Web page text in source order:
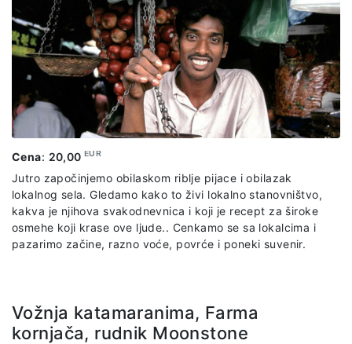
izgubio svoje kraljevstvo i zemlja je vraćena monasima.
Obilazićemo ceo kompleks sa lokalnim vodičem, i peti se do
samog vrha stene. U cenu uključeno: transfer prema
odgovarajućem itineraru, vodiča na engleskom jeziku,
predstavnika agencije, ulaznice za navedene lokalitete.
Cena: 20,00EUR
Jutro započinjemo obilaskom riblje pijace i obilazak
lokalnog sela. Gledamo kako to živi lokalno stanovništvo,
kakva je njihova svakodnevnica i koji je recept za široke
osmehe koji krase ove ljude.. Cenkamo se sa lokalcima i
pazarimo začine, razno voće, povrće i poneki suvenir.
Vožnja katamaranima, Farma
kornjača, rudnik Moonstone